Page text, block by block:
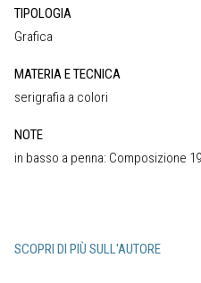
TIPOLOGIA
Grafica
MATERIA E TECNICA
serigrafia a colori
NOTE
in basso a penna: Composizione
SCOPRI DI PIÙ SULL'AUTORE